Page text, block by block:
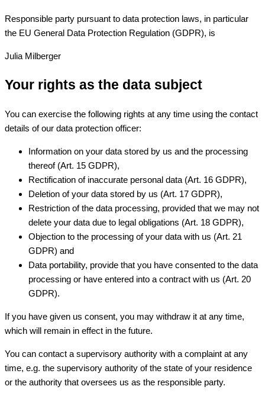
Responsible party pursuant to data protection laws, in particular
the EU General Data Protection Regulation (GDPR), is
Julia Milberger
Your rights as the data subject
You can exercise the following rights at any time using the contact
details of our data protection officer:
Information on your data stored by us and the processing
thereof (Art. 15 GDPR),
Rectification of inaccurate personal data (Art. 16 GDPR),
Deletion of your data stored by us (Art. 17 GDPR),
Restriction of the data processing, provided that we may not
delete your data due to legal obligations (Art. 18 GDPR),
Objection to the processing of your data with us (Art. 21
GDPR) and
Data portability, provide that you have consented to the data
processing or have entered into a contract with us (Art. 20
GDPR).
If you have given us consent, you may withdraw it at any time,
which will remain in effect in the future.
You can contact a supervisory authority with a complaint at any
time, e.g. the supervisory authority of the state of your residence
or the authority that oversees us as the responsible party.